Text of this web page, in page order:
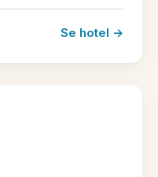
Se hotel →